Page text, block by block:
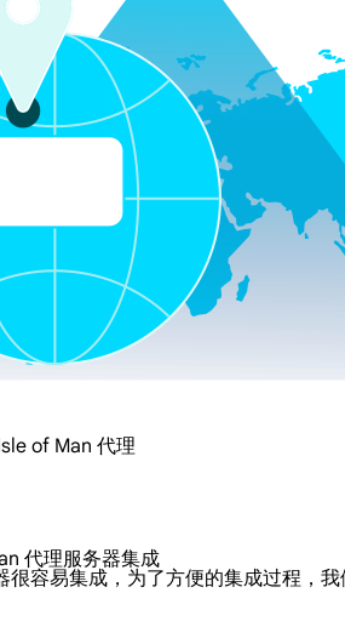
of Man 代理
代理服务器集成
很容易集成，为了方便的集成过程，